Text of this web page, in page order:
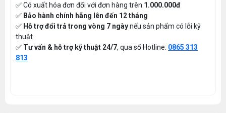
✅ Có xuất hóa đơn đối với đơn hàng trên 1.000.000đ
✅ Bảo hành chính hãng lên đến 12 tháng
✅ Hỗ trợ đổi trả trong vòng 7 ngàynếu sản phẩm có lỗi kỹ
thuật
✅ Tư vấn & hỗ trợ kỹ thuật 24/7, qua số Hotline: 0865 313
813